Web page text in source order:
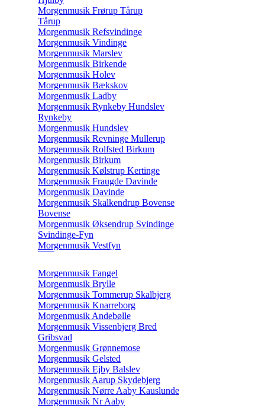
Morgenmusik Frørup Tårup
Tårup
Morgenmusik Refsvindinge
Morgenmusik Vindinge
Morgenmusik Marslev
Morgenmusik Birkende
Morgenmusik Holev
Morgenmusik Bækskov
Morgenmusik Ladby
Morgenmusik Rynkeby Hundslev
Rynkeby
Morgenmusik Hundslev
Morgenmusik Revninge Mullerup
Morgenmusik Rolfsted Birkum
Morgenmusik Birkum
Morgenmusik Kølstrup Kertinge
Morgenmusik Fraugde Davinde
Morgenmusik Davinde
Morgenmusik Skalkendrup Bovense
Bovense
Morgenmusik Øksendrup Svindinge
Svindinge-Fyn
Morgenmusik Vestfyn
Morgenmusik Fangel
Morgenmusik Brylle
Morgenmusik Tommerup Skalbjerg
Morgenmusik Knarreborg
Morgenmusik Andebølle
Morgenmusik Vissenbjerg Bred
Gribsvad
Morgenmusik Grønnemose
Morgenmusik Gelsted
Morgenmusik Ejby Balslev
Morgenmusik Aarup Skydebjerg
Morgenmusik Nørre Aaby Kauslunde
Morgenmusik Nr Aaby